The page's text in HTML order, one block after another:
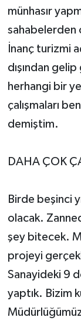
münhasır
sahabelerden
İnanç turizmi
dışından
herhangi bir
çalışmaları
demiştim.
DAHA ÇOK
Birde beşinci
olacak.
şey bitecek.
projeyi
Sanayideki 9
yaptık. Bizim
Müdürlüğümüz